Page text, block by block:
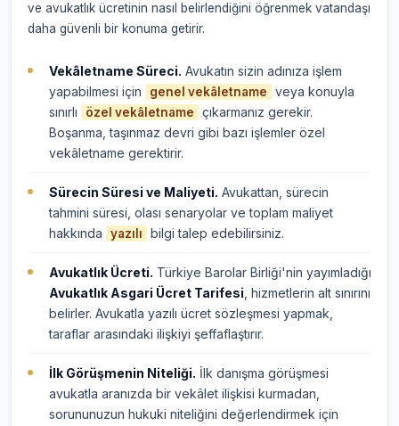
ve avukatlık ücretinin nasıl belirlendiğini öğrenmek vatandaşı
daha güvenli bir konuma getirir.
Vekâletname Süreci. Avukatın sizin adınıza işlem
yapabilmesi için
genel vekâletname
veya konuyla
sınırlı
özel vekâletname
çıkarmanız gerekir.
Boşanma, taşınmaz devri gibi bazı işlemler özel
vekâletname gerektirir.
Sürecin Süresi ve Maliyeti. Avukattan, sürecin
tahmini süresi, olası senaryolar ve toplam maliyet
hakkında
yazılı bilgi talep edebilirsiniz.
Avukatlık Ücreti. Türkiye Barolar Birliği'nin yayımladığı
Avukatlık Asgari Ücret Tarifesi , hizmetlerin alt sınırını
belirler. Avukatla yazılı ücret sözleşmesi yapmak,
taraflar arasındaki ilişkiyi şeffaflaştırır.
İlk Görüşmenin Niteliği. İlk danışma görüşmesi
avukatla aranızda bir vekâlet ilişkisi kurmadan,
sorununuzun hukuki niteliğini değerlendirmek için